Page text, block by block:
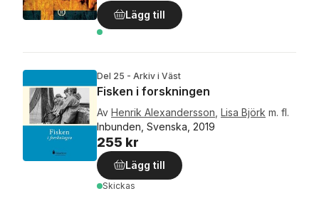
Lägg till
Del 25 - Arkiv i Väst
Fisken i forskningen
Av Henrik Alexandersson Lisa Björk m. fl.
Inbunden, Svenska, 2019
255 kr
Lägg till
Skickas